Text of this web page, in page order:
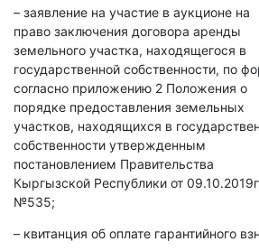
– заявление на участие в аукционе на
право заключения договора аренды
земельного участка, находящегося в
государственной собственности, по
согласно приложению 2 Положения о
порядке предоставления земельных
участков, находящихся в
собственности утвержденным
постановлением Правительства
Кыргызской Республики от
№535;
– квитанция об оплате гарантийного